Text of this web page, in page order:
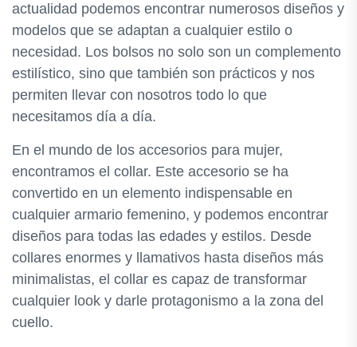
actualidad podemos encontrar numerosos diseños y
modelos que se adaptan a cualquier estilo o
necesidad. Los bolsos no solo son un complemento
estilístico, sino que también son prácticos y nos
permiten llevar con nosotros todo lo que
necesitamos día a día.
En el mundo de los accesorios para mujer,
encontramos el collar. Este accesorio se ha
convertido en un elemento indispensable en
cualquier armario femenino, y podemos encontrar
diseños para todas las edades y estilos. Desde
collares enormes y llamativos hasta diseños más
minimalistas, el collar es capaz de transformar
cualquier look y darle protagonismo a la zona del
cuello.